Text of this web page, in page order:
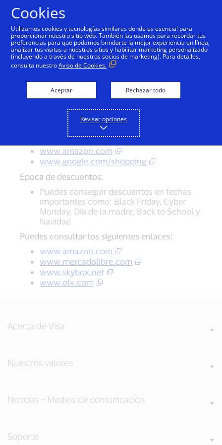
Sitios de comparación de
precios
Usa los portales de comparación de precio así
podrás ver en qué tiendas tienen disponible lo
que buscas al mejor precio sin tener que
recorrer miles de páginas web.
Sitios de comparación de precios:
www.amazon.com
www.google.com/shopping
Epoca de descuentos:
Puedes conseguir descuentos en fechas
importantes como: Black Friday, Cyber
Monday, Día de la madre, Back to School y
Navidad
Puedes consultar los siguientes enlaces:
www.amazon.com
www.mercadolibre.com
www.skybox.net
www.olx.com
Acerca de Visa
Nuestros valores
Noticias + Medios de comunicación
Soporte
Cookies
Utilizamos cookies y tecnologías similares donde es esencial para
proporcionar nuestro sitio web. También las usamos para recordar tus
preferencias para que podamos brindarte la mejor experiencia en línea,
analizar tus visitas a nuestros sitios y habilitar marketing personalizado
(incluyendo a través de nuestros socios de marketing). Para detalles,
consulta nuestroAviso de Cookies.
Aceptar Rechazar todo
Revisar opciones